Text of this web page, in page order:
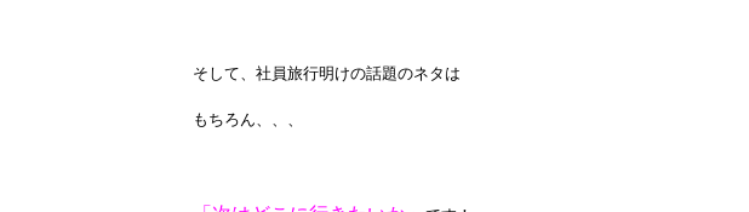
そして、社員旅行明けの話題のネタは
もちろん、、、